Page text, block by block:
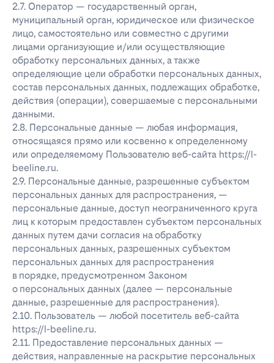
2.7. Оператор — государственный орган,
муниципальный орган, юридическое или физическое
лицо, самостоятельно или совместно с другими
лицами организующие и/или осуществляющие
обработку персональных данных, а также
определяющие цели обработки персональных данных,
состав персональных данных, подлежащих обработке,
действия (операции), совершаемые с персональными
данными.
2.8. Персональные данные — любая информация,
относящаяся прямо или косвенно к определенному
или определяемому Пользователю веб-сайта https://l-
beeline.ru.
2.9. Персональные данные, разрешенные субъектом
персональных данных для распространения, —
персональные данные, доступ неограниченного круга
лиц к которым предоставлен субъектом персональных
данных путем дачи согласия на обработку
персональных данных, разрешенных субъектом
персональных данных для распространения
в порядке, предусмотренном Законом
о персональных данных (далее — персональные
данные, разрешенные для распространения).
2.10. Пользователь — любой посетитель веб-сайта
https://l-beeline.ru.
2.11. Предоставление персональных данных —
действия, направленные на раскрытие персональных